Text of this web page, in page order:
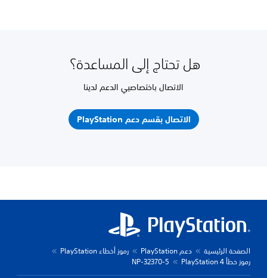
هل تحتاج إلى المساعدة؟
الاتصال باختصاصيي الدعم لدينا
الاتصال بقسم دعم PlayStation
الصفحة الرئيسية دعم PlayStation
رموز أخطاء PlayStation
رموز خطأ PlayStation 4
NP-32370-5